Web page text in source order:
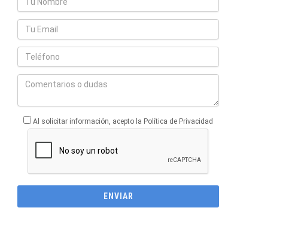
Al solicitar información, acepto la Política de Privacidad